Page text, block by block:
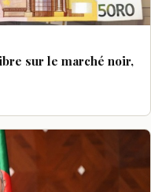
sur le marché noir,